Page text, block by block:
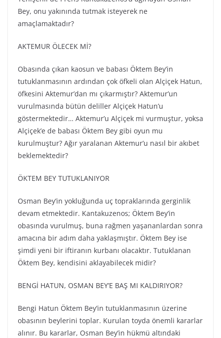
Bey, onu yakınında tutmak isteyerek ne
amaçlamaktadır?
AKTEMUR ÖLECEK Mİ?
Obasında çıkan kaosun ve babası Öktem Bey’in
tutuklanmasının ardından çok öfkeli olan Alçiçek Hatun,
öfkesini Aktemur’dan mı çıkarmıştır? Aktemur’un
vurulmasında bütün deliller Alçiçek Hatun’u
göstermektedir… Aktemur’u Alçiçek mi vurmuştur, yoksa
Alçiçek’e de babası Öktem Bey gibi oyun mu
kurulmuştur? Ağır yaralanan Aktemur’u nasıl bir akıbet
beklemektedir?
ÖKTEM BEY TUTUKLANIYOR
Osman Bey’in yokluğunda uç topraklarında gerginlik
devam etmektedir. Kantakuzenos; Öktem Bey’in
obasında vurulmuş, buna rağmen yaşananlardan sonra
amacına bir adım daha yaklaşmıştır. Öktem Bey ise
şimdi yeni bir iftiranın kurbanı olacaktır. Tutuklanan
Öktem Bey, kendisini aklayabilecek midir?
BENGİ HATUN, OSMAN BEY’E BAŞ MI KALDIRIYOR?
Bengi Hatun Öktem Bey’in tutuklanmasının üzerine
obasının beylerini toplar. Kurulan toyda önemli kararlar
alınır. Bu kararlar, Osman Bey’in hükmü altındaki